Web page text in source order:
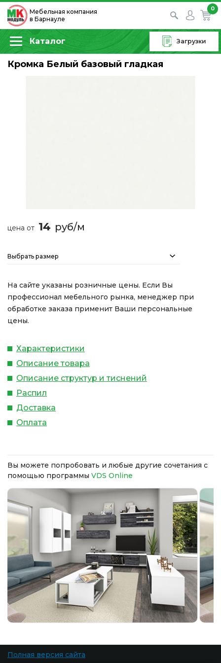
Мебельная компания
в Барнауле
0
Каталог Загрузки
Кромка Белый базовый гладкая
цена от 14 руб/м
Выбрать размер
На сайте указаны розничные цены. Если Вы
профессионал мебельного рынка, менеджер при
обработке заказа применит Ваши персональные
цены.
Характеристики
Описание товара
Описание структур и тиснений
Распил
Доставка
Оплата
Вы можете попробовать и любые другие сочетания с
помощью программы VDS Online
Полная версия сайта